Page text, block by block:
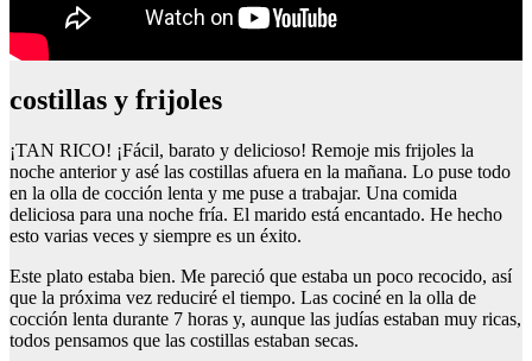
costillas y frijoles
¡TAN RICO! ¡Fácil, barato y delicioso! Remoje mis frijoles la
noche anterior y asé las costillas afuera en la mañana. Lo puse todo
en la olla de cocción lenta y me puse a trabajar. Una comida
deliciosa para una noche fría. El marido está encantado. He hecho
esto varias veces y siempre es un éxito.
Este plato estaba bien. Me pareció que estaba un poco recocido, así
que la próxima vez reduciré el tiempo. Las cociné en la olla de
cocción lenta durante 7 horas y, aunque las judías estaban muy ricas,
todos pensamos que las costillas estaban secas.